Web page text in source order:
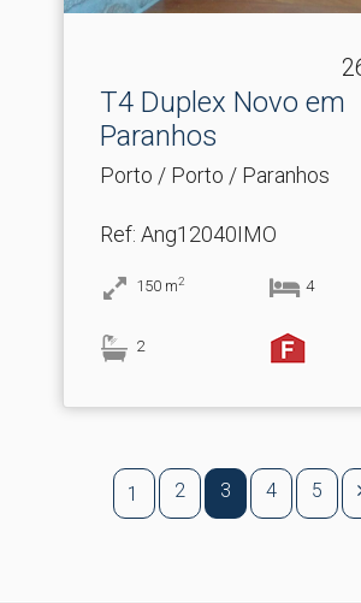
T4 Duplex Novo em
Paranhos
Porto / Porto / Paranhos
Ref: Ang12040IMO
150 m2 4
2
1 2 3 4 5